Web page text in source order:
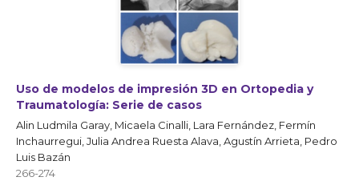
Uso de modelos de impresión 3D en Ortopedia y
Traumatología: Serie de casos
Alin Ludmila Garay, Micaela Cinalli, Lara Fernández, Fermín
Inchaurregui, Julia Andrea Ruesta Alava, Agustín Arrieta, Pedro
Luis Bazán
266-274